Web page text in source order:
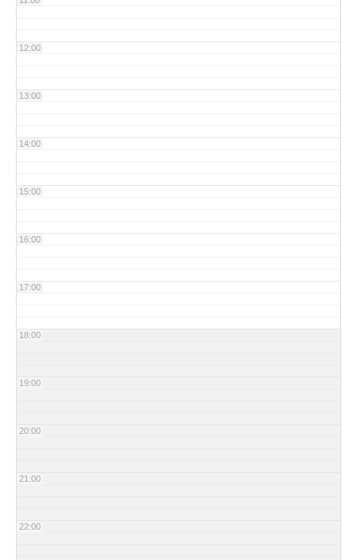
12:00
13:00
14:00
15:00
16:00
17:00
18:00
19:00
20:00
21:00
22:00